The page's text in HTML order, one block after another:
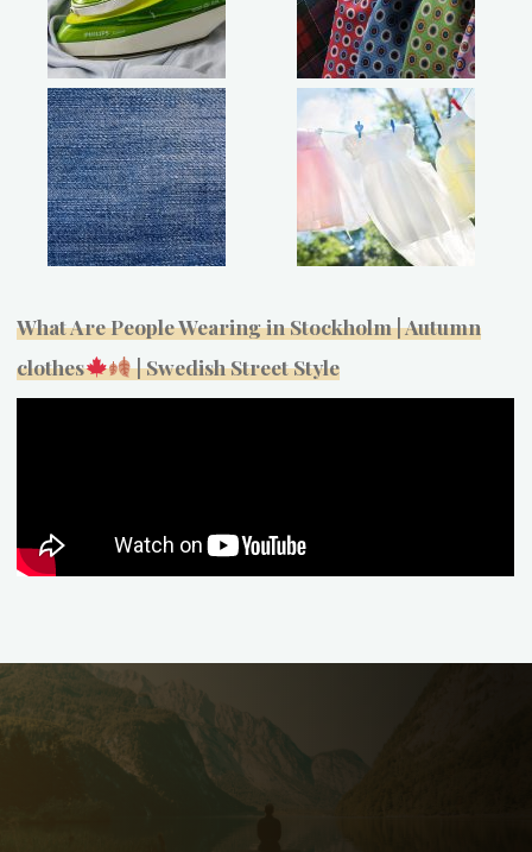
What Are People Wearing in Stockholm | Autumn
clothes
| Swedish Street Style